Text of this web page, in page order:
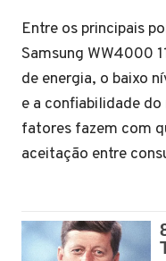
Entre os principais
Samsung WW4000
de energia, o baixo
e a confiabilidade
fatores fazem com
aceitação entre